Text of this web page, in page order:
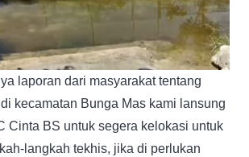
laporan dari masyarakat tentang
kecamatan Bunga Mas kami lansung
Cinta BS untuk segera kelokasi untuk
langkah tekhis, jika di perlukan